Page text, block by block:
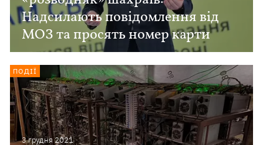
Надсилають повідомлення від
МОЗ та просять номер карти
3 грудня 2021
ПОДІЇ